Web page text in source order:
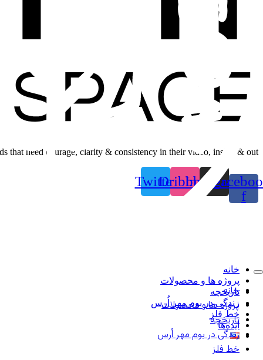
خانه
پروژه ها و محصولات
تاریخچه
زندگی در بوم مهر اُرس
خط فلز
ایده‌ها
خانه
پروژه ها و محصولات
تاریخچه
زندگی در بوم مهر اُرس
خط فلز
that need courage, clarity & consistency in their video, inside & out.
f
Instagram
Dribbble
Twitter